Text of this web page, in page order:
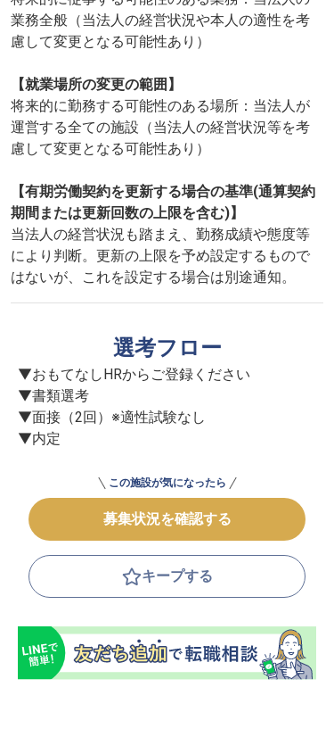
業務全般（当法人の経営状況や本人の適性を考
慮して変更となる可能性あり）
【就業場所の変更の範囲】
将来的に勤務する可能性のある場所：当法人が
運営する全ての施設（当法人の経営状況等を考
慮して変更となる可能性あり）
【有期労働契約を更新する場合の基準(通算契約
期間または更新回数の上限を含む)】
当法人の経営状況も踏まえ、勤務成績や態度等
により判断。更新の上限を予め設定するもので
はないが、これを設定する場合は別途通知。
選考フロー
▼おもてなしHRからご登録ください
▼書類選考
▼面接（2回）※適性試験なし
▼内定
この施設が気になったら
募集状況を確認する
キープする